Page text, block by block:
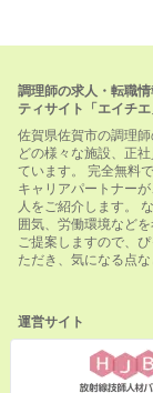
調理師の求人・転職
ティサイト「エイチエ
佐賀県佐賀市の調理
どの様々な施設、正
ています。 完全無料
キャリアパートナー
人をご紹介します。
囲気、労働環境など
ご提案しますので、
ただき、気になる点
運営サイト